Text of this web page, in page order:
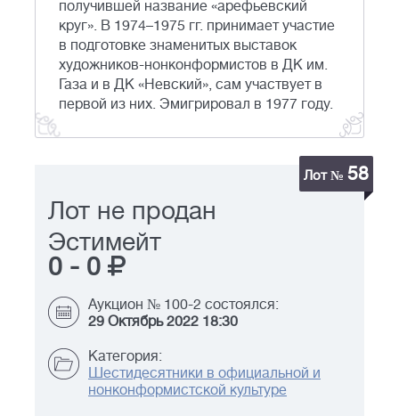
получившей название «арефьевский
круг». В 1974–1975 гг. принимает участие
в подготовке знаменитых выставок
художников-нонконформистов в ДК им.
Газа и в ДК «Невский», сам участвует в
первой из них. Эмигрировал в 1977 году.
Лот № 58
Лот не продан
Эстимейт
0 - 0
Аукцион № 100-2 состоялся:
29 Октябрь 2022 18:30
Категория:
Шестидесятники в официальной и
нонконформистской культуре